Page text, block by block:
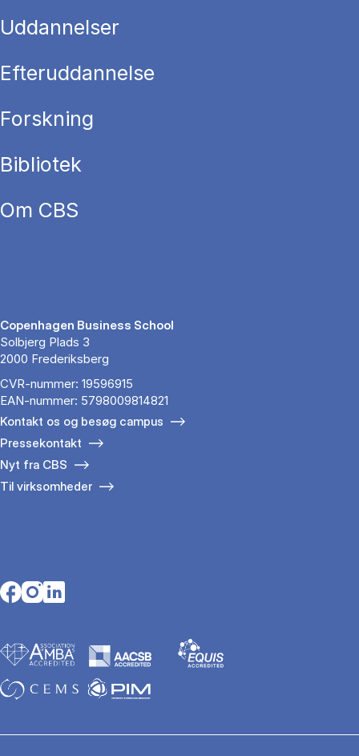
Uddannelser
Efteruddannelse
Forskning
Bibliotek
Om CBS
Copenhagen Business School
Solbjerg Plads 3
2000 Frederiksberg
CVR-nummer: 19596915
EAN-nummer: 5798009814821
Kontakt os og besøg campus
Pressekontakt
Nyt fra CBS
Til virksomheder
Opens in a new tab
Opens in a new tab
Opens in a new tab